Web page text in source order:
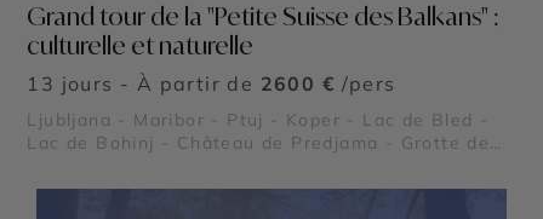
Grand tour de la "Petite Suisse des Balkans" :
culturelle et naturelle
13 jours - À partir de 2600 € /pers
Ljubljana - Maribor - Ptuj - Koper - Lac de Bled -
Lac de Bohinj - Château de Predjama - Grotte de